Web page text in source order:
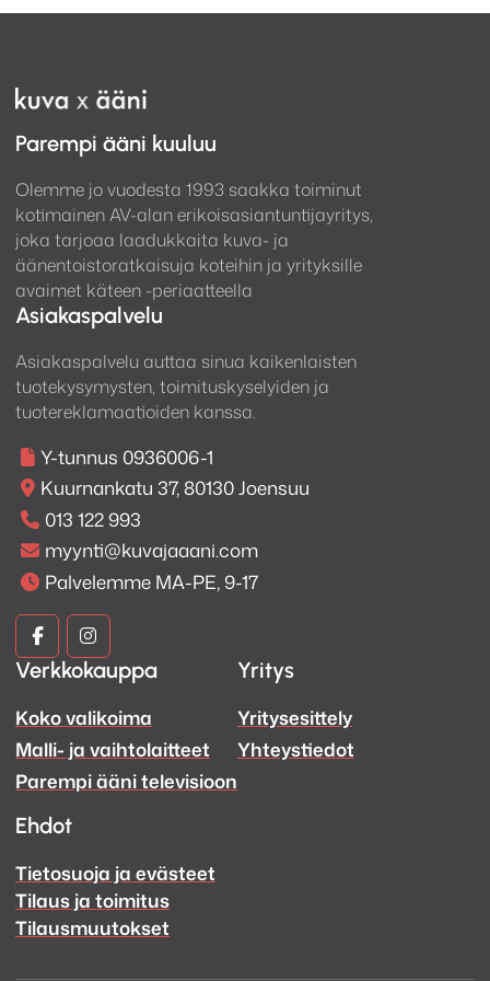
190mm x 305mm
saatavilla myös eri korkuisina
tehdastilaustuotteena, näitä on
kysyttävä erikseen myymälästämme.
Värit musta ja valkoinen.
Saatavilla olevat vaihtoehdot:
200mm
300mm
400mm
500mm
700mm
1000mm
Parempi ääni kuuluu
Olemme jo vuodesta 1993 saakka toiminut
kotimainen AV-alan erikoisasiantuntijayritys,
joka tarjoaa laadukkaita kuva- ja
äänentoistoratkaisuja koteihin ja yrityksille
avaimet käteen -periaatteella
Asiakaspalvelu
Asiakaspalvelu auttaa sinua kaikenlaisten
tuotekysymysten, toimituskyselyiden ja
tuotereklamaatioiden kanssa.
Y-tunnus 0936006-1
Kuurnankatu 37, 80130 Joensuu
013 122 993
myynti@kuvajaaani.com
Palvelemme MA-PE, 9-17
Kuva
ja
Ääni
Facebook
Kuva
ja
Ääni
Instagram
Verkkokauppa
Koko valikoima
Malli- ja vaihtolaitteet
Parempi ääni televisioon
Yritys
Yritysesittely
Yhteystiedot
Ehdot
Tietosuoja ja evästeet
Tilaus ja toimitus
Tilausmuutokset